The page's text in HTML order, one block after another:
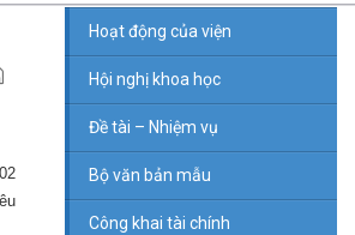
Hoạt động của viện
Hội nghị khoa học
Đề tài – Nhiệm vụ
Bộ văn bản mẫu
Công khai tài chính